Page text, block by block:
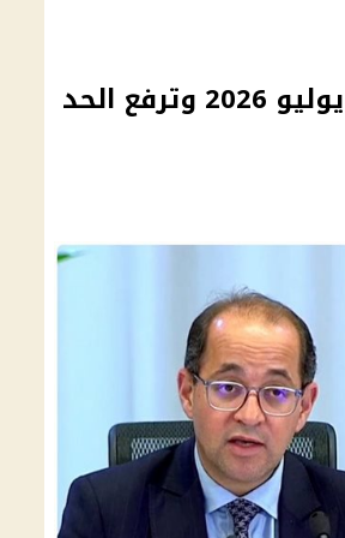
الحكومة تبدأ تطبيق زيادة الأجور في يوليو 2026 وترفع الحد